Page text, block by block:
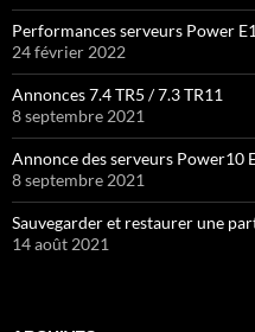
Performances serveurs Power
24 février 2022
Annonces 7.4 TR5 / 7.3 TR11
8 septembre 2021
Annonce des serveurs Power10
8 septembre 2021
Sauvegarder et restaurer une
14 août 2021